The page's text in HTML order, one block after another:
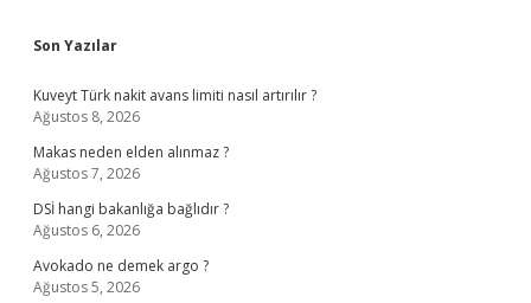
Sidebar
Son Yazılar
Kuveyt Türk nakit avans limiti nasıl artırılır ?
Ağustos 8, 2026
Makas neden elden alınmaz ?
Ağustos 7, 2026
DSİ hangi bakanlığa bağlıdır ?
Ağustos 6, 2026
Avokado ne demek argo ?
Ağustos 5, 2026